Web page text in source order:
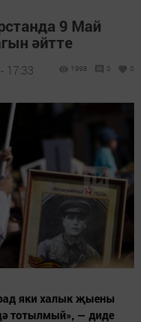
9 Май
әйтте
17:33 1998 0 0
яки халык җыены
тотылмый», — диде